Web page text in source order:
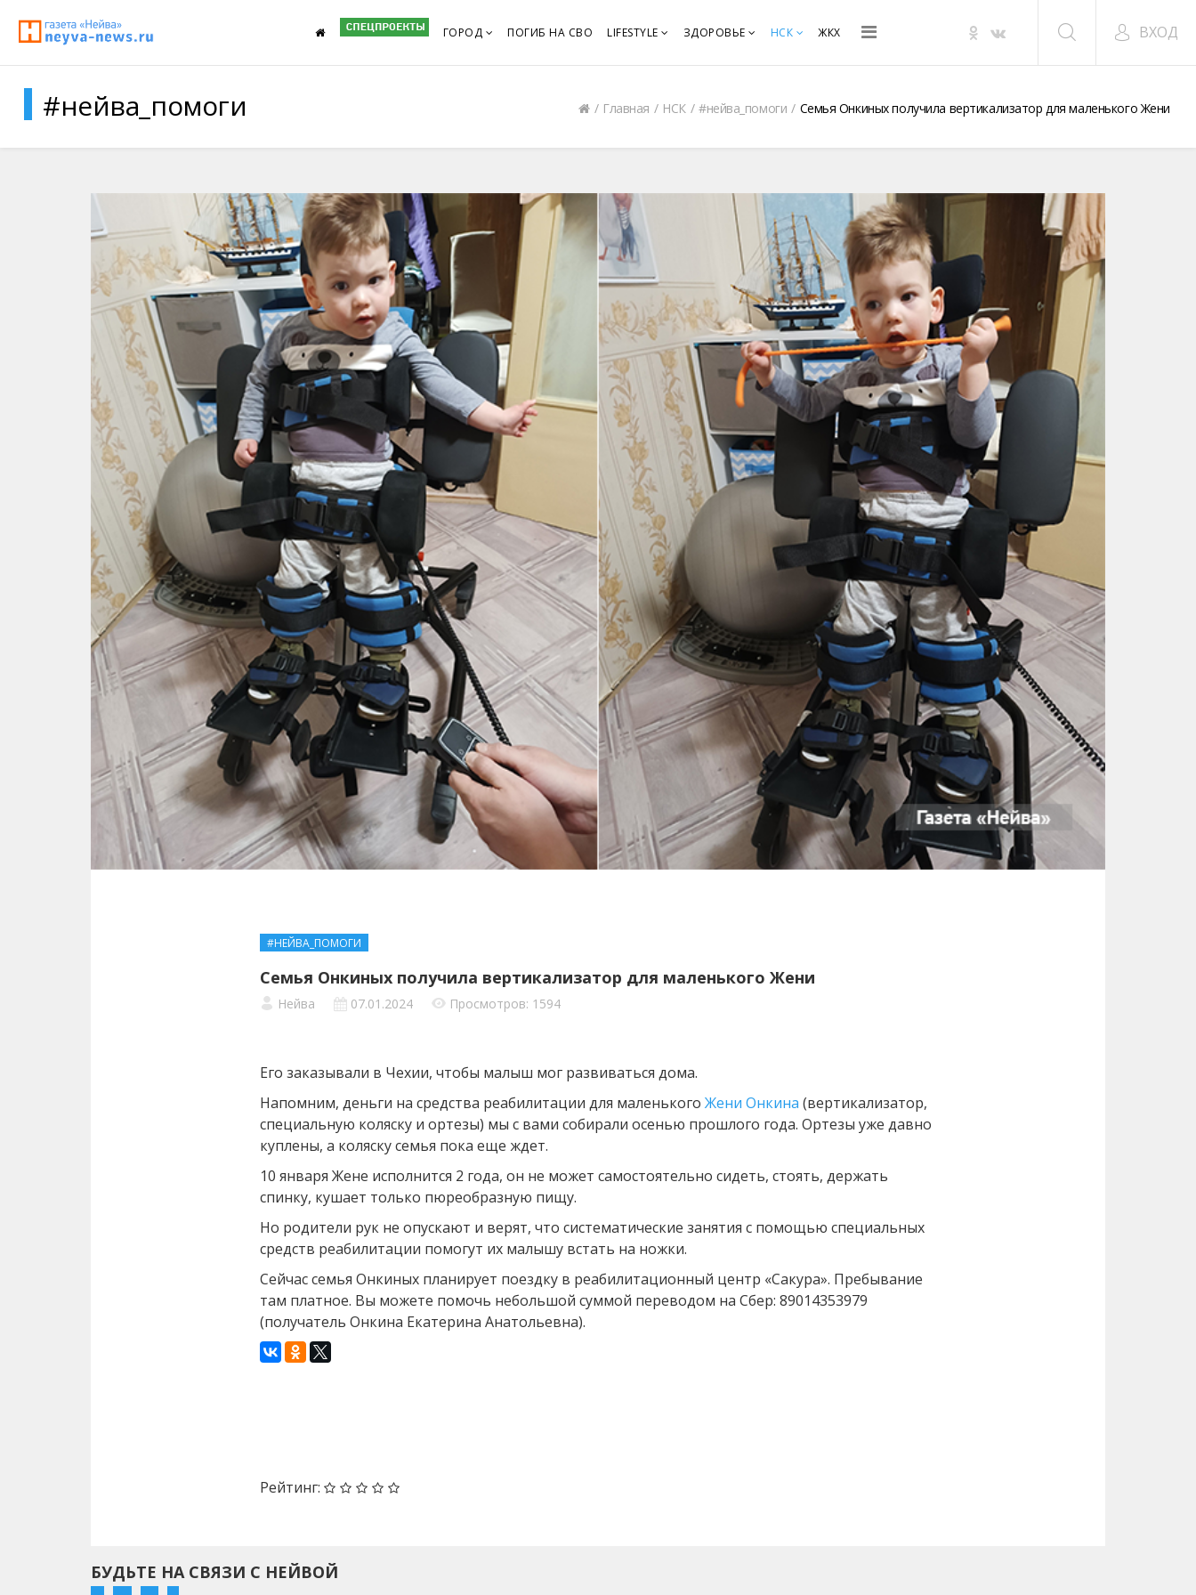
ГОРОД ПОГИБ НА СВО LIFESTYLE ЗДОРОВЬЕ НСК ЖКХ ВХОД
#нейва_помоги Главная НСК #нейва_помоги Семья Онкиных получила вертикализатор для маленького Жени
#НЕЙВА_ПОМОГИ
Семья Онкиных получила вертикализатор для маленького Жени
Нейва 07.01.2024 Просмотров: 1594
Его заказывали в Чехии, чтобы малыш мог развиваться дома.
Напомним, деньги на средства реабилитации для маленького Жени Онкина (вертикализатор,
специальную коляску и ортезы) мы с вами собирали осенью прошлого года. Ортезы уже давно
куплены, а коляску семья пока еще ждет.
10 января Жене исполнится 2 года, он не может самостоятельно сидеть, стоять, держать
спинку, кушает только пюреобразную пищу.
Но родители рук не опускают и верят, что систематические занятия с помощью специальных
средств реабилитации помогут их малышу встать на ножки.
Сейчас семья Онкиных планирует поездку в реабилитационный центр «Сакура». Пребывание
там платное. Вы можете помочь небольшой суммой переводом на Сбер: 89014353979
(получатель Онкина Екатерина Анатольевна).
Рейтинг:
БУДЬТЕ НА СВЯЗИ С НЕЙВОЙ